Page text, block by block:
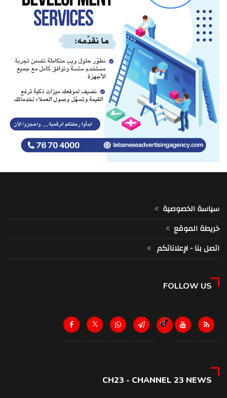
سياسة الخصوصية
خريطة الموقع
اتصل بنا - لإعلاناتكم
FOLLOW US
CH23 - CHANNEL 23 NEWS